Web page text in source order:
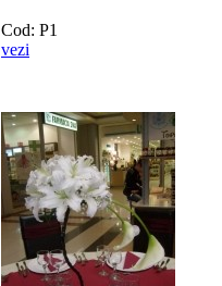
Cod: P1
vezi